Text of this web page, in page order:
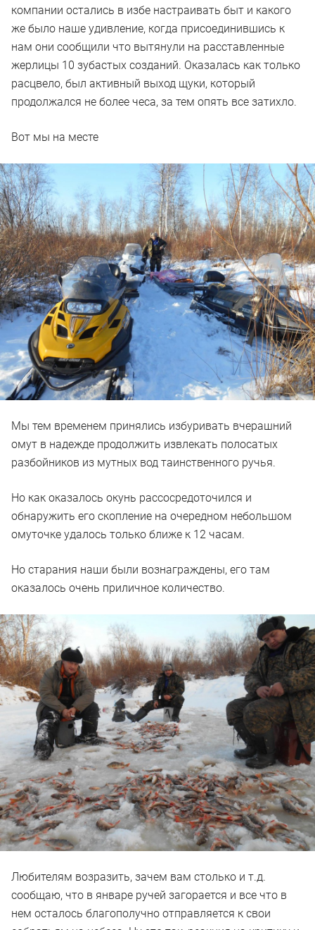
компании остались в избе настраивать быт и какого
же было наше удивление, когда присоединившись к
нам они сообщили что вытянули на расставленные
жерлицы 10 зубастых созданий. Оказалась как только
расцвело, был активный выход щуки, который
продолжался не более чеса, за тем опять все затихло.
Вот мы на месте
Мы тем временем принялись избуривать вчерашний
омут в надежде продолжить извлекать полосатых
разбойников из мутных вод таинственного ручья.
Но как оказалось окунь рассосредоточился и
обнаружить его скопление на очередном небольшом
омуточке удалось только ближе к 12 часам.
Но старания наши были вознаграждены, его там
оказалось очень приличное количество.
Любителям возразить, зачем вам столько и т.д.
сообщаю, что в январе ручей загорается и все что в
нем осталось благополучно отправляется к свои